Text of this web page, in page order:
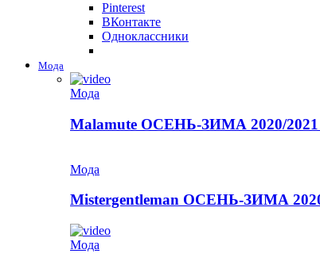
Pinterest
ВКонтакте
Одноклассники
Мода
Мода
Malamute ОСЕНЬ-ЗИМА 2020/
Мода
Mistergentleman ОСЕНЬ-ЗИМА
Мода